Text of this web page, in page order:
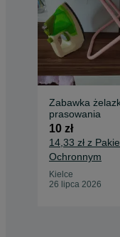
Zabawka
prasowania
10 zł
14,33 zł z
Ochronnym
Kielce
26 lipca 2026